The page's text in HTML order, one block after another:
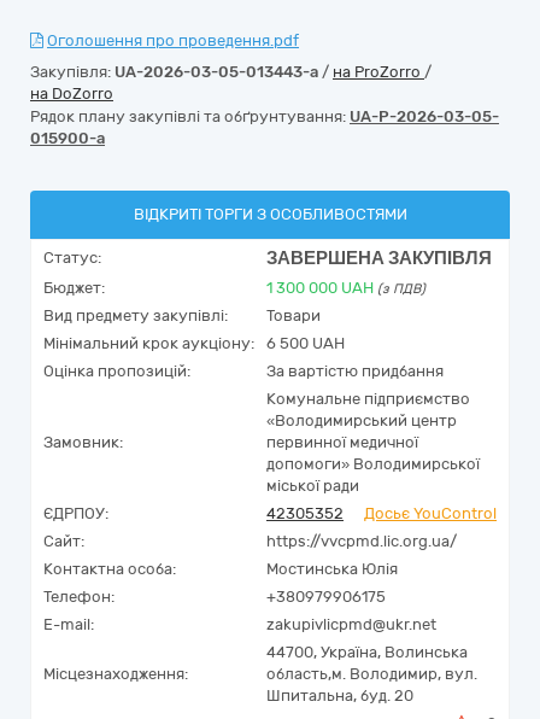
Оголошення про проведення.pdf
Закупівля: UA-2026-03-05-013443-a / на ProZorro /
на DoZorro
Рядок плану закупівлі та обґрунтування: UA-P-2026-03-05-
015900-a
ВІДКРИТІ ТОРГИ З ОСОБЛИВОСТЯМИ
Статус: ЗАВЕРШЕНА ЗАКУПІВЛЯ
Бюджет: 1 300 000 UAH (з ПДВ)
Вид предмету закупівлі:
Товари
Мінімальний крок аукціону:
6 500 UAH
Оцінка пропозицій:
За вартістю придбання
Замовник:
Комунальне підприємство
«Володимирський центр
первинної медичної
допомоги» Володимирської
міської ради
ЄДРПОУ:
42305352
Досьє YouControl
Сайт:
https://vvcpmd.lic.org.ua/
Контактна особа:
Мостинська Юлія
Телефон:
+380979906175
E-mail:
zakupivlicpmd@ukr.net
Місцезнаходження:
44700, Україна, Волинська
область,м. Володимир, вул.
Шпитальна, буд. 20